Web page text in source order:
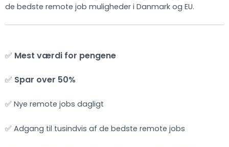
de bedste remote job muligheder i Danmark og EU.
✅ Mest værdi for pengene
✅ Spar over 50%
✅ Nye remote jobs dagligt
✅ Adgang til tusindvis af de bedste remote jobs